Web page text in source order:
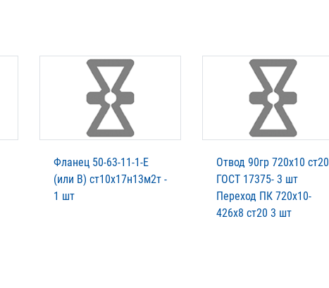
Фланец 50-63-11-1-Е
(или В) ст10х17н13м2т -
1 шт
Отвод 90гр 720х10 ст20
ГОСТ 17375- 3 шт
Переход ПК 720х10-
426х8 ст20 3 шт